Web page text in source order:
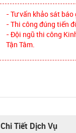
- Tư vấn khảo sát
- Thi công đúng tiến
- Đội ngũ thi công
Tận Tâm.
Chi Tiết Dịch Vụ